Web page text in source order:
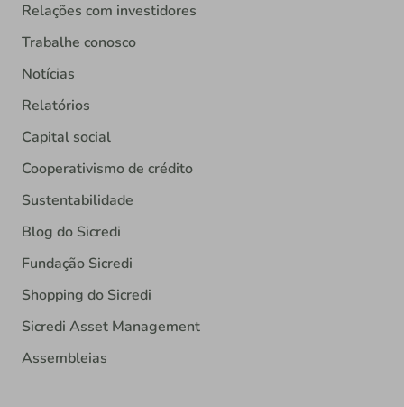
Relações com investidores
Trabalhe conosco
Notícias
Relatórios
Capital social
Cooperativismo de crédito
Sustentabilidade
Blog do Sicredi
Fundação Sicredi
Shopping do Sicredi
Sicredi Asset Management
Assembleias